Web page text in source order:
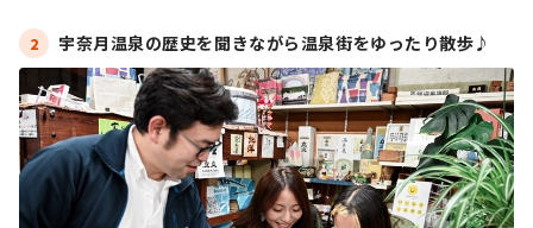
2 宇奈月温泉の歴史を聞きながら温泉街をゆったり散歩♪